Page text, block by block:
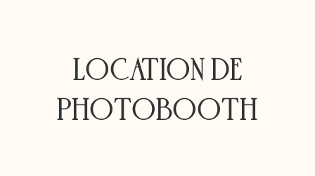
LOCATION DE
PHOTOBOOTH